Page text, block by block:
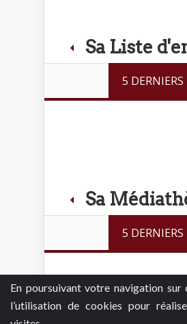
En poursuivant votre navigation sur
l’utilisation de cookies pour
Sa Liste
5 DERNIERS
Sa
5 DERNIERS